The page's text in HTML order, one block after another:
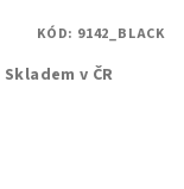
Skladem v ČR
KÓD: 9142_BLACK